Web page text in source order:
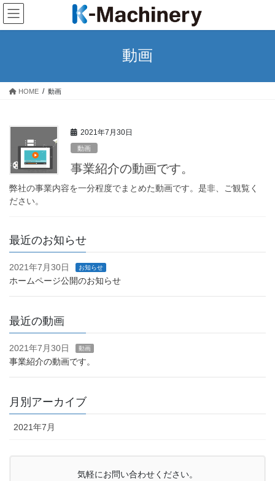
コ
ン
テ
ス
ナ
ビ
ゲ
ン
動画
HOME 動画
2021年7月30日
動画
事業紹介の動画です。
弊社の事業内容を一分程度でまとめた動画です。是非、ご観覧く
ださい。
最近のお知らせ
2021年7月30日 お知らせ
ホームページ公開のお知らせ
最近の動画
2021年7月30日 動画
事業紹介の動画です。
月別アーカイブ
2021年7月
気軽にお問い合わせください。